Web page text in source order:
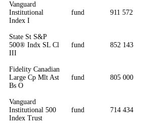
Vanguard
Institutional
Index I
fund 911 572
State St S&P
500® Indx SL Cl
III
fund 852 143
Fidelity Canadian
Large Cp Mlt Ast
Bs O
fund 805 000
Vanguard
Institutional 500
Index Trust
fund 714 434